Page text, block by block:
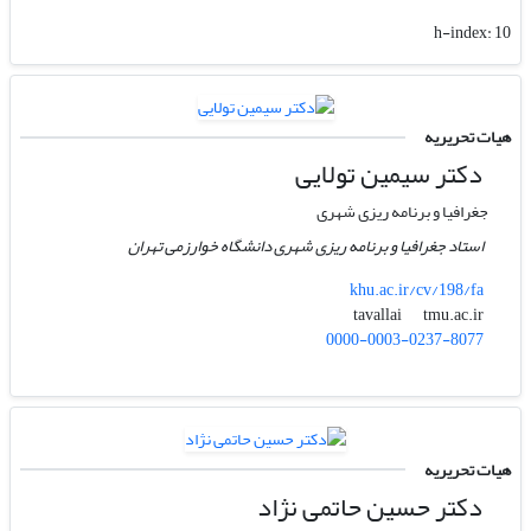
h-index:10
هیات تحریریه
دکتر سیمین تولایی
جغرافیا و برنامه ریزی شهری
استاد جغرافیا و برنامه ریزی شهری دانشگاه خوارزمی تهران
khu.ac.ir/cv/198/fa
tavallai
tmu.ac.ir
0000-0003-0237-8077
هیات تحریریه
دکتر حسین حاتمی نژاد